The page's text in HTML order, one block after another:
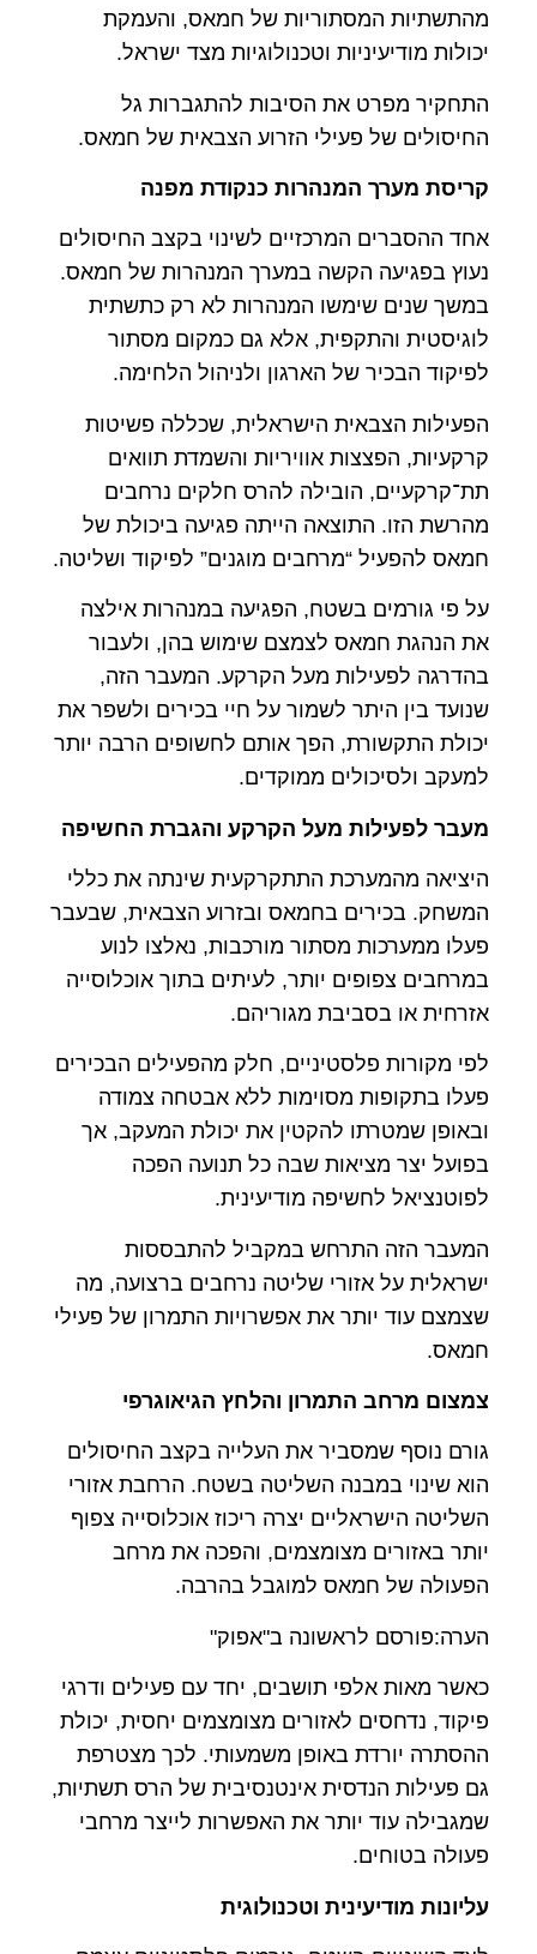
מהתשתיות המסתוריות של חמאס, והעמקת
יכולות מודיעיניות וטכנולוגיות מצד ישראל.
התחקיר מפרט את הסיבות להתגברות גל
החיסולים של פעילי הזרוע הצבאית של חמאס.
קריסת מערך המנהרות כנקודת מפנה
אחד ההסברים המרכזיים לשינוי בקצב החיסולים
נעוץ בפגיעה הקשה במערך המנהרות של חמאס.
במשך שנים שימשו המנהרות לא רק כתשתית
לוגיסטית והתקפית, אלא גם כמקום מסתור
לפיקוד הבכיר של הארגון ולניהול הלחימה.
הפעילות הצבאית הישראלית, שכללה פשיטות
קרקעיות, הפצצות אוויריות והשמדת תוואים
תת־קרקעיים, הובילה להרס חלקים נרחבים
מהרשת הזו. התוצאה הייתה פגיעה ביכולת של
חמאס להפעיל “מרחבים מוגנים” לפיקוד ושליטה.
על פי גורמים בשטח, הפגיעה במנהרות אילצה
את הנהגת חמאס לצמצם שימוש בהן, ולעבור
בהדרגה לפעילות מעל הקרקע. המעבר הזה,
שנועד בין היתר לשמור על חיי בכירים ולשפר את
יכולת התקשורת, הפך אותם לחשופים הרבה יותר
למעקב ולסיכולים ממוקדים.
מעבר לפעילות מעל הקרקע והגברת החשיפה
היציאה מהמערכת התתקרקעית שינתה את כללי
המשחק. בכירים בחמאס ובזרוע הצבאית, שבעבר
פעלו ממערכות מסתור מורכבות, נאלצו לנוע
במרחבים צפופים יותר, לעיתים בתוך אוכלוסייה
אזרחית או בסביבת מגוריהם.
לפי מקורות פלסטיניים, חלק מהפעילים הבכירים
פעלו בתקופות מסוימות ללא אבטחה צמודה
ובאופן שמטרתו להקטין את יכולת המעקב, אך
בפועל יצר מציאות שבה כל תנועה הפכה
לפוטנציאל לחשיפה מודיעינית.
המעבר הזה התרחש במקביל להתבססות
ישראלית על אזורי שליטה נרחבים ברצועה, מה
שצמצם עוד יותר את אפשרויות התמרון של פעילי
חמאס.
צמצום מרחב התמרון והלחץ הגיאוגרפי
גורם נוסף שמסביר את העלייה בקצב החיסולים
הוא שינוי במבנה השליטה בשטח. הרחבת אזורי
השליטה הישראליים יצרה ריכוז אוכלוסייה צפוף
יותר באזורים מצומצמים, והפכה את מרחב
הפעולה של חמאס למוגבל בהרבה.
הערה:פורסם לראשונה ב"אפוק"
כאשר מאות אלפי תושבים, יחד עם פעילים ודרגי
פיקוד, נדחסים לאזורים מצומצמים יחסית, יכולת
ההסתרה יורדת באופן משמעותי. לכך מצטרפת
גם פעילות הנדסית אינטנסיבית של הרס תשתיות,
שמגבילה עוד יותר את האפשרות לייצר מרחבי
פעולה בטוחים.
עליונות מודיעינית וטכנולוגית